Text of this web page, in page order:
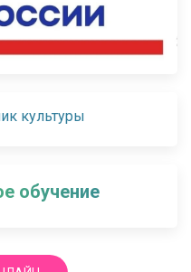
культуры
обучение